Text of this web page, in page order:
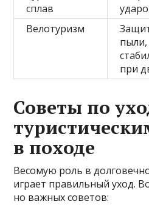
сплав
Велотуризм
пыли,
при
Советы по
в походе
Весомую роль в
играет правильный уход.
но важных советов: